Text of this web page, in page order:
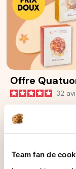
Team fan de
Offre
32
22,40 €